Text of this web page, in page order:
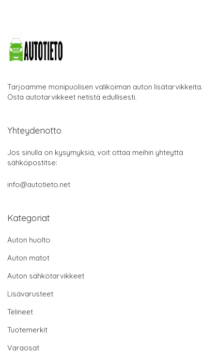
Tarjoamme monipuolisen valikoiman auton lisätarvikkeita.
Osta autotarvikkeet netistä edullisesti.
Yhteydenotto
Jos sinulla on kysymyksiä, voit ottaa meihin yhteyttä
sähköpostitse:
info@autotieto.net
Kategoriat
Auton huolto
Auton matot
Auton sähkötarvikkeet
Lisävarusteet
Telineet
Tuotemerkit
Varaosat